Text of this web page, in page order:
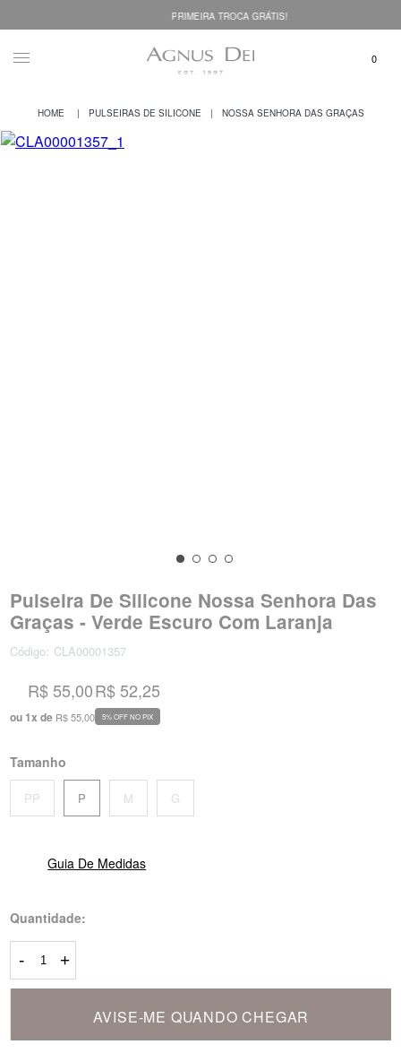
PRIMEIRA TROCA GRÁTIS!
PULSEIRAS DE SILICONE NOSSA SENHORA DAS GRAÇAS
Pulseira De Silicone Nossa Senhora Das
Graças - Verde Escuro Com Laranja
Código: CLA00001357
R$ 55,00
ou 1x de R$ 55,00
R$ 52,25
5% OFF NO PIX
Tamanho
PP P M G
Guia De Medidas
Quantidade:
- +
AVISE-ME QUANDO CHEGAR